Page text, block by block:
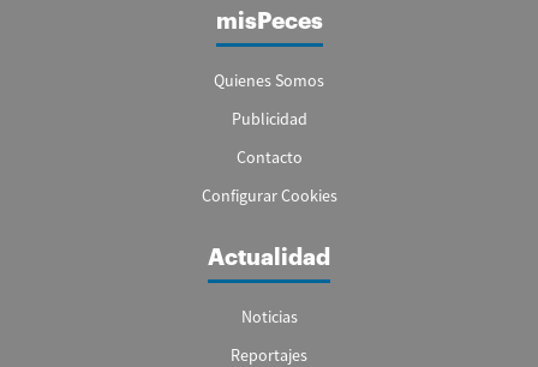
misPeces
Quienes Somos
Publicidad
Contacto
Configurar Cookies
Actualidad
Noticias
Reportajes